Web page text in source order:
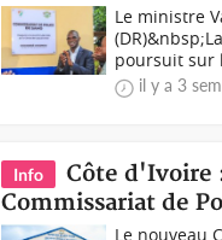
Le ministre
poursuit sur
il y a 3
Info
Côte d'Ivoire
Commissariat de
Le nouveau